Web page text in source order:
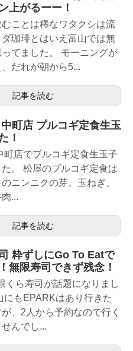
上がるーー！
ことは稀なワタクシは流
珈琲とはいえ富山では無
てました。 モーニングが
だれが朝から5...
記事を読む
町店 プルコギ定食生玉
！
町店でプルコギ定食生玉子
。 松屋のプルコギ定食は
ニンニクの芽、玉ねぎ、
...
記事を読む
粋ずしにGo To Eatで
無限寿司できず残念！
くら寿司が話題になりまし
にもEPARKはあり行きた
、2人から予約なので行く
んでし...